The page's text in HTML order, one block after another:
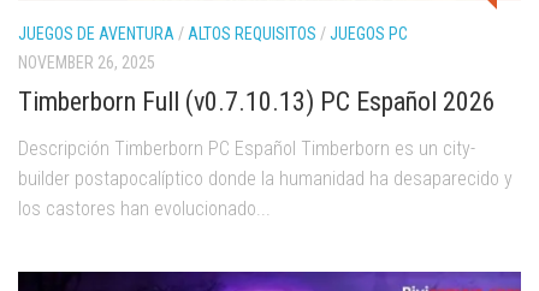
JUEGOS DE AVENTURA / ALTOS REQUISITOS /JUEGOS PC
NOVEMBER 26, 2025
Timberborn Full (v0.7.10.13) PC Español 2026
Descripción Timberborn PC Español Timberborn es un city-
builder postapocalíptico donde la humanidad ha desaparecido y
los castores han evolucionado...